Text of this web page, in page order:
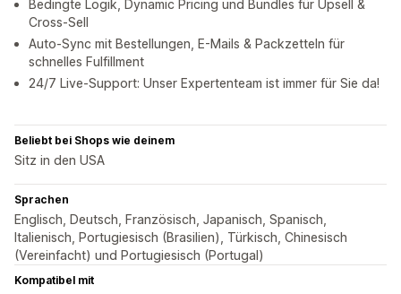
Bedingte Logik, Dynamic Pricing und Bundles für Upsell &
Cross-Sell
Auto-Sync mit Bestellungen, E-Mails & Packzetteln für
schnelles Fulfillment
24/7 Live-Support: Unser Expertenteam ist immer für Sie da!
Beliebt bei Shops wie deinem
Sitz in den USA
Sprachen
Englisch, Deutsch, Französisch, Japanisch, Spanisch,
Italienisch, Portugiesisch (Brasilien), Türkisch, Chinesisch
(Vereinfacht) und Portugiesisch (Portugal)
Kompatibel mit